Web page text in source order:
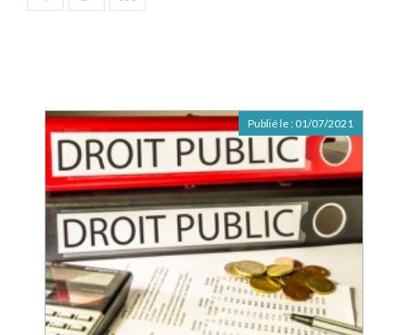
Publié le : 01/07/2021